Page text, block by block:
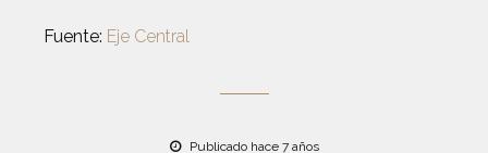
Fuente: Eje Central
Publicado hace 7 años